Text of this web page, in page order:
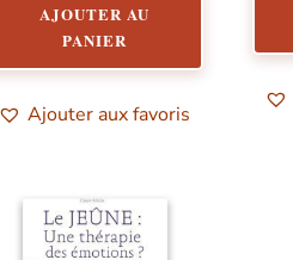
AJOUTER AU
PANIER
Ajouter aux favoris